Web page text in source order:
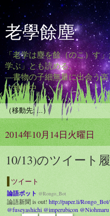
老學餘塵
「老学は塵を餘（のこ）す
学ぶ」とも読める。
―書物の子細無量に出会う
に挑戦中
2014年10月14日火曜日
10/13)のツイート
ツイート
論語ボット @Rongo_Bot
論語新聞 is out! http://paper.li/
@fuseyashichi @imperubicon @Niohmaru